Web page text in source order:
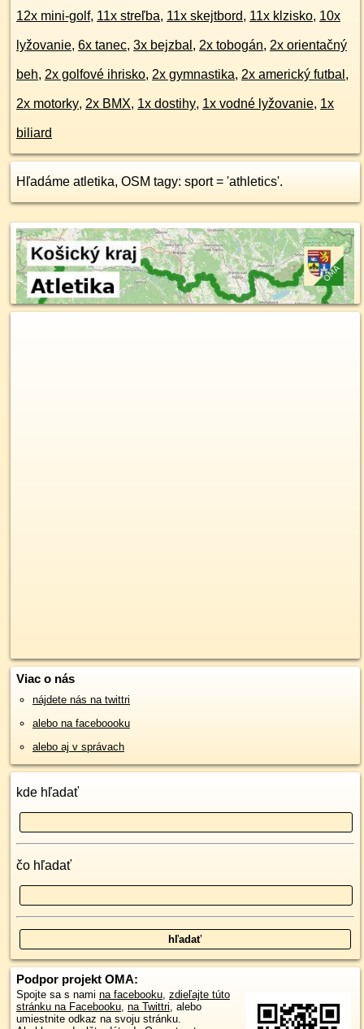
12x mini-golf, 11x streľba, 11x skejtbord, 11x klzisko, 10x
lyžovanie, 6x tanec, 3x bejzbal , 2x tobogán, 2x orientačný
beh, 2x golfové ihrisko, 2x gymnastika, 2x americký futbal ,
2x motorky, 2x BMX, 1x dostihy, 1x vodné lyžovanie, 1x
biliard
Hľadáme atletika, OSM tagy: sport = 'athletics'.
Viac o nás
nájdete nás na twittri
alebo na faceboooku
alebo aj v správach
kde hľadať
čo hľadať
Podpor projekt OMA:
Spojte sa s nami na facebooku, zdieľajte túto
stránku na Facebooku, na Twittri, alebo
umiestnite odkaz na svoju stránku.